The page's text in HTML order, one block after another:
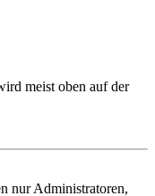
meist oben auf der
nur Administratoren,